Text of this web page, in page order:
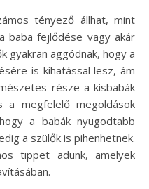
tényező állhat, mint
baba fejlődése vagy akár
gyakran aggódnak, hogy a
is kihatással lesz, ám
része a kisbabák
a megfelelő megoldások
a babák nyugodtabb
a szülők is pihenhetnek.
tippet adunk, amelyek